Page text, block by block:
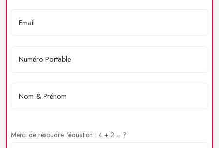
Merci de résoudre l'équation : 4 + 2 = ?